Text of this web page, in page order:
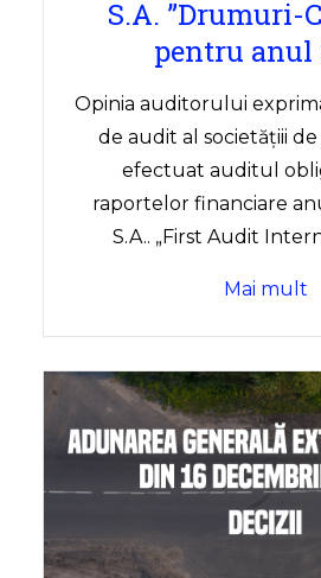
S.A. ”Drumuri-
pentru anul
Opinia auditorului
de audit al societăţiii
efectuat auditul
raportelor financiare
S.A.. „First Audit
Mai mult